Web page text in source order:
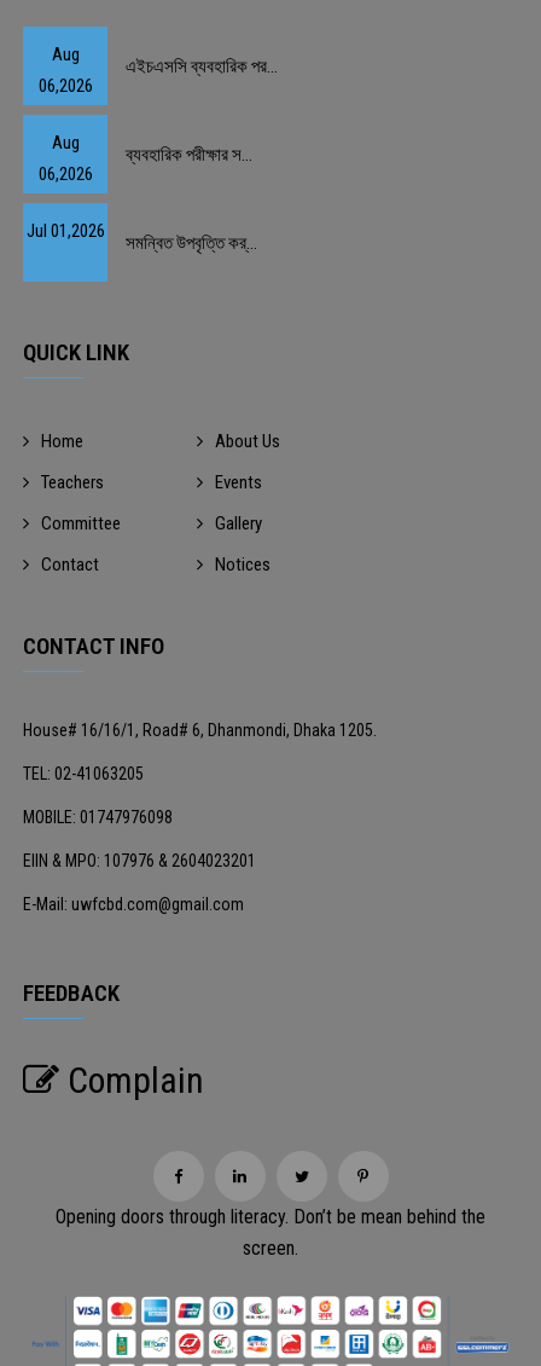
Aug
06,2026
এইচএসসি ব্যবহারিক পর...
Aug
06,2026
ব্যবহারিক পরীক্ষার স...
Jul 01,2026
সমন্বিত উপবৃত্তি কর্...
QUICK LINK
Home
About Us
Teachers
Events
Committee
Gallery
Contact
Notices
CONTACT INFO
House# 16/16/1, Road# 6, Dhanmondi, Dhaka 1205.
TEL: 02-41063205
MOBILE: 01747976098
EIIN & MPO: 107976 & 2604023201
E-Mail: uwfcbd.com@gmail.com
FEEDBACK
Complain
Opening doors through literacy. Don’t be mean behind the
screen.